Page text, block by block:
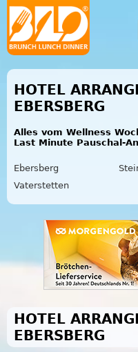
HOTEL
EBERSBERG
Alles vom Wellness
Last Minute Pauschal-
Ebersberg
Vaterstetten
HOTEL
EBERSBERG